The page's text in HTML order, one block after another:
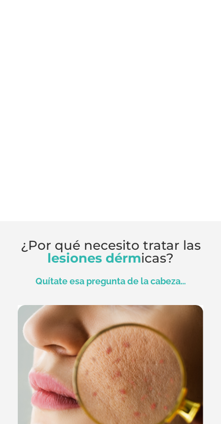
¿Por qué necesito tratar las
lesiones dérmicas?
Quítate esa pregunta de la cabeza…